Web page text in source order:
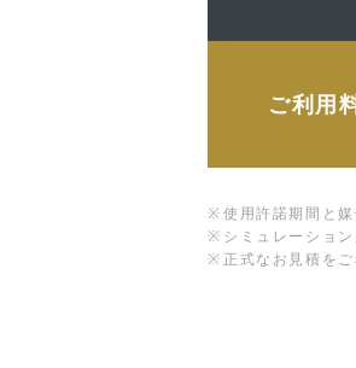
ご利用
※ 使用許諾期間と
※ シミュレーショ
※ 正式なお見積を